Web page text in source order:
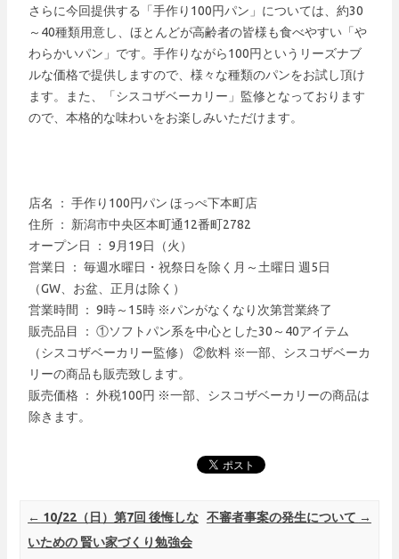
さらに今回提供する「手作り100円パン」については、約30
～40種類用意し、ほとんどが高齢者の皆様も食べやすい「や
わらかいパン」です。手作りながら100円というリーズナブ
ルな価格で提供しますので、様々な種類のパンをお試し頂け
ます。また、「シスコザベーカリー」監修となっております
ので、本格的な味わいをお楽しみいただけます。
店名 ： 手作り100円パン ほっぺ下本町店
住所 ： 新潟市中央区本町通12番町2782
オープン日 ： 9月19日（火）
営業日 ： 毎週水曜日・祝祭日を除く月～土曜日 週5日
（GW、お盆、正月は除く）
営業時間 ： 9時～15時 ※パンがなくなり次第営業終了
販売品目 ： ①ソフトパン系を中心とした30～40アイテム
（シスコザベーカリー監修） ②飲料 ※一部、シスコザベーカ
リーの商品も販売致します。
販売価格 ： 外税100円 ※一部、シスコザベーカリーの商品は
除きます。
Post navigation
← 10/22（日）第7回 後悔しな
いための 賢い家づくり勉強会
不審者事案の発生について →